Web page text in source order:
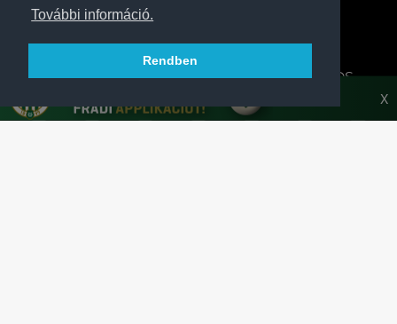
További információ.
Rendben
A FERENCVÁROSI TORNA CLUB HIVATALOS
X